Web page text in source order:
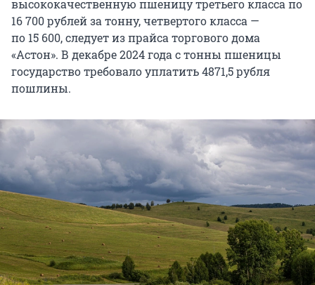
высококачественную пшеницу третьего класса по
16 700 рублейза тонну, четвертого класса —
по 15 600, следует из прайса торгового дома
«Астон». В декабре2024 годас тонны пшеницы
государство требовало уплатить4871,5 рубля
пошлины.